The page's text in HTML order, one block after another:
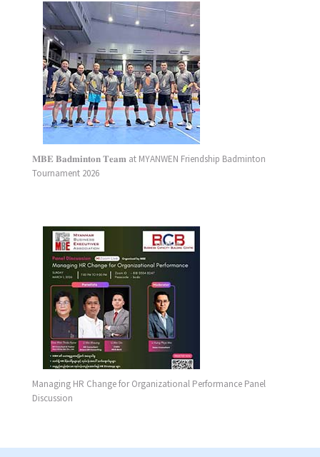
𝐌𝐁𝐄 𝐁𝐚𝐝𝐦𝐢𝐧𝐭𝐨𝐧 𝐓𝐞𝐚𝐦 at MYANWEN Friendship Badminton
Tournament 2026
Managing HR Change for Organizational Performance Panel
Discussion